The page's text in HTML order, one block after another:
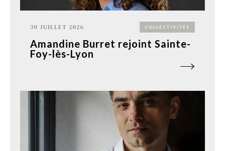
30 JUILLET 2026 COLLECTIVITÉS
Amandine Burret rejoint Sainte-
Foy-lès-Lyon